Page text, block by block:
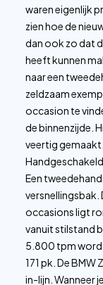
waren eigenlijk
zien hoe de
dan ook zo dat
heeft kunnen
naar een
zeldzaam
occasion te
de binnenzijde.
veertig gemaakt.
Handgeschakeld
Een
versnellingsbak.
occasions ligt
vanuit stilstand
5.800 tpm
171 pk. De
in-lijn. Wanneer